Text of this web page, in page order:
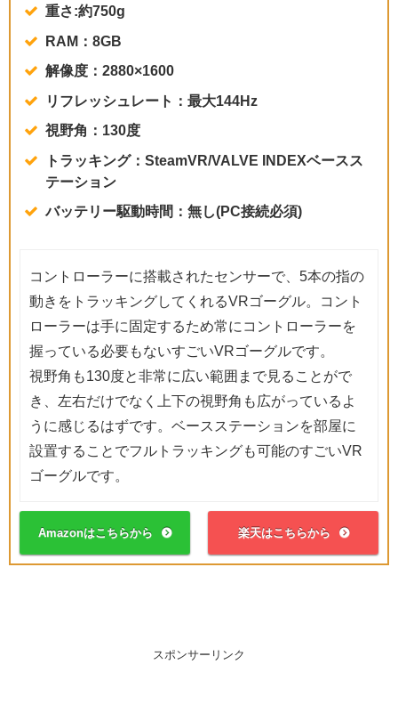
重さ:約750g
RAM：8GB
解像度：2880×1600
リフレッシュレート：最大144Hz
視野角：130度
トラッキング：SteamVR/VALVE INDEXベースス
テーション
バッテリー駆動時間：無し(PC接続必須)
コントローラーに搭載されたセンサーで、5本の指の
動きをトラッキングしてくれるVRゴーグル。コント
ローラーは手に固定するため常にコントローラーを
握っている必要もないすごいVRゴーグルです。
視野角も130度と非常に広い範囲まで見ることがで
き、左右だけでなく上下の視野角も広がっているよ
うに感じるはずです。ベースステーションを部屋に
設置することでフルトラッキングも可能のすごいVR
ゴーグルです。
Amazonはこちらから 楽天はこちらから
スポンサーリンク